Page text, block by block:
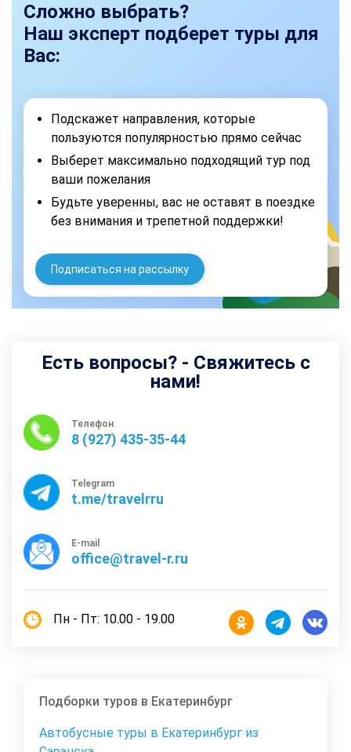
Сложно выбрать?
Наш эксперт подберет туры для
Вас:
Подскажет направления, которые
пользуются популярностью прямо сейчас
Выберет максимально подходящий тур под
ваши пожелания
Будьте уверенны, вас не оставят в поездке
без внимания и трепетной поддержки!
Подписаться на рассылку
Есть вопросы? - Свяжитесь с
нами!
Телефон
8 (927) 435-35-44
Telegram
t.me/travelrru
E-mail
office@travel-r.ru
Пн - Пт: 10.00 - 19.00
Подборки туров в Екатеринбург
Автобусные туры в Екатеринбург из